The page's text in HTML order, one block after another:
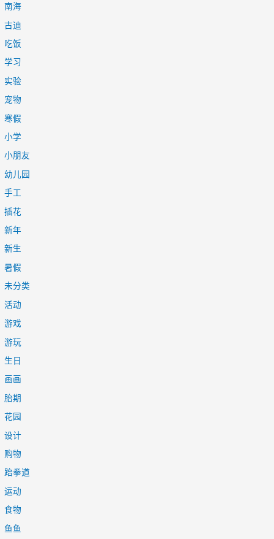
南海
古迪
吃饭
学习
实验
宠物
寒假
小学
小朋友
幼儿园
手工
插花
新年
新生
暑假
未分类
活动
游戏
游玩
生日
画画
胎期
花园
设计
购物
跆拳道
运动
食物
鱼鱼